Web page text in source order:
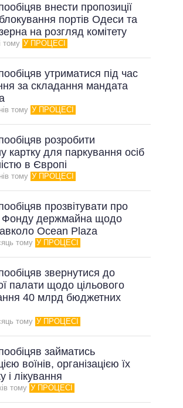
НЕВИКОНАНІ ОБІЦЯНКИ
ОБІЦЯНКИ У ПРОЦЕСІ
ВСІ ОБІЦЯНКИ
АРХІВНІ ОБІЦЯНКИ
внести пропозиції
портів Одеси та
на розгляд комітету
тому У ПРОЦЕСІ
утриматися під час
за складання мандата
тому У ПРОЦЕСІ
розробити
картку для паркування осіб
в Європі
тому У ПРОЦЕСІ
прозвітувати про
Фонду держмайна щодо
Ocean Plaza
тому У ПРОЦЕСІ
звернутися до
палати щодо цільового
40 млрд бюджетних
тому У ПРОЦЕСІ
займатись
воїнів, організацією їх
і лікування
тому У ПРОЦЕСІ